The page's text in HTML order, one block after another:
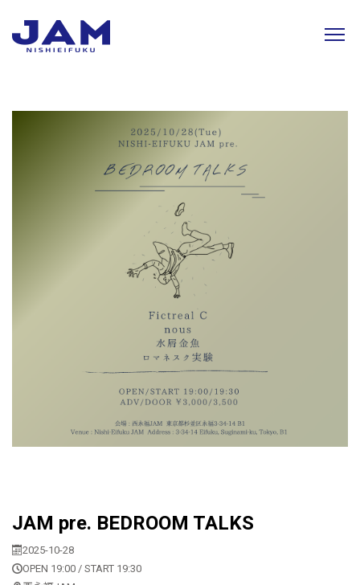
JAM pre. BEDROOM TALKS
2025-10-28
OPEN 19:00 / START 19:30